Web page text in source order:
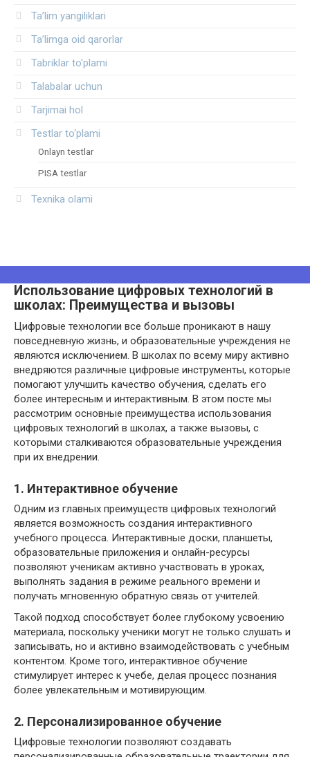
Ta’lim yangiliklari
Ta’limga oid qarorlar
Tabriklar to'plami
Talabalar uchun
Tarjimai hol
Testlar to‘plami
Onlayn testlar
PISA testlar
Texnika olami
Использование цифровых технологий в
школах: Преимущества и вызовы
Цифровые технологии все больше проникают в нашу
повседневную жизнь, и образовательные учреждения не
являются исключением. В школах по всему миру активно
внедряются различные цифровые инструменты, которые
помогают улучшить качество обучения, сделать его
более интересным и интерактивным. В этом посте мы
рассмотрим основные преимущества использования
цифровых технологий в школах, а также вызовы, с
которыми сталкиваются образовательные учреждения
при их внедрении.
1. Интерактивное обучение
Одним из главных преимуществ цифровых технологий
является возможность создания интерактивного
учебного процесса. Интерактивные доски, планшеты,
образовательные приложения и онлайн-ресурсы
позволяют ученикам активно участвовать в уроках,
выполнять задания в режиме реального времени и
получать мгновенную обратную связь от учителей.
Такой подход способствует более глубокому усвоению
материала, поскольку ученики могут не только слушать и
записывать, но и активно взаимодействовать с учебным
контентом. Кроме того, интерактивное обучение
стимулирует интерес к учебе, делая процесс познания
более увлекательным и мотивирующим.
2. Персонализированное обучение
Цифровые технологии позволяют создавать